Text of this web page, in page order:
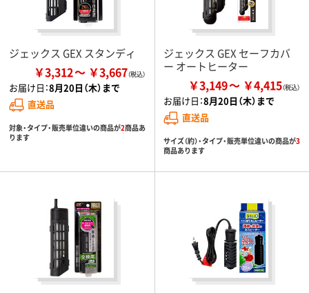
ジェックス GEX スタンディ
￥3,312 ￥3,667
お届け日：8月20日（木）まで
直送品
対象・タイプ・販売単位違いの商品が2商品あ
ります
ジェックス GEX セーフカバ
ー オートヒーター
￥3,149 ￥4,415
お届け日：8月20日（木）まで
直送品
サイズ（約）・タイプ・販売単位違いの商品が3
商品あります